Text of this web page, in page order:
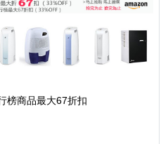
榜商品最大67折扣